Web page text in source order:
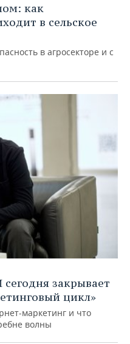
как
в сельское
в агросекторе и с
закрывает
цикл»
маркетинг и что
волны